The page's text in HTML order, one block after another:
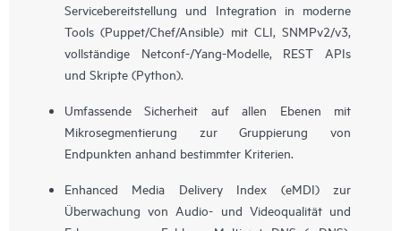
Servicebereitstellung und Integration in moderne
Tools (Puppet/Chef/Ansible) mit CLI, SNMPv2/v3,
vollständige Netconf-/Yang-Modelle, REST APIs
und Skripte (Python).
Umfassende Sicherheit auf allen Ebenen mit
Mikrosegmentierung zur Gruppierung von
Endpunkten anhand bestimmter Kriterien.
Enhanced Media Delivery Index (eMDI) zur
Überwachung von Audio- und Videoqualität und